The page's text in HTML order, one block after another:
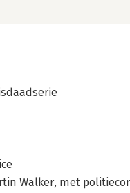
Walker, met